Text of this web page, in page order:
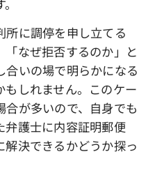
に調停を申し立てる
「なぜ拒否するのか」と
合いの場で明らかになる
しれません。このケー
が多いので、自身でも
弁護士に内容証明郵便
決できるかどうか探っ